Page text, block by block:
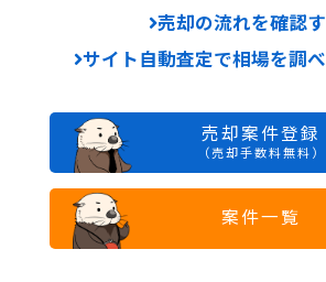
売却の流れを確認
サイト自動査定で相場を調べ
売却案件登録
（売却手数料無料）
案件一覧